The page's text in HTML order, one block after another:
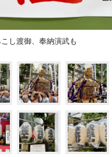
し渡御、奉納演武も